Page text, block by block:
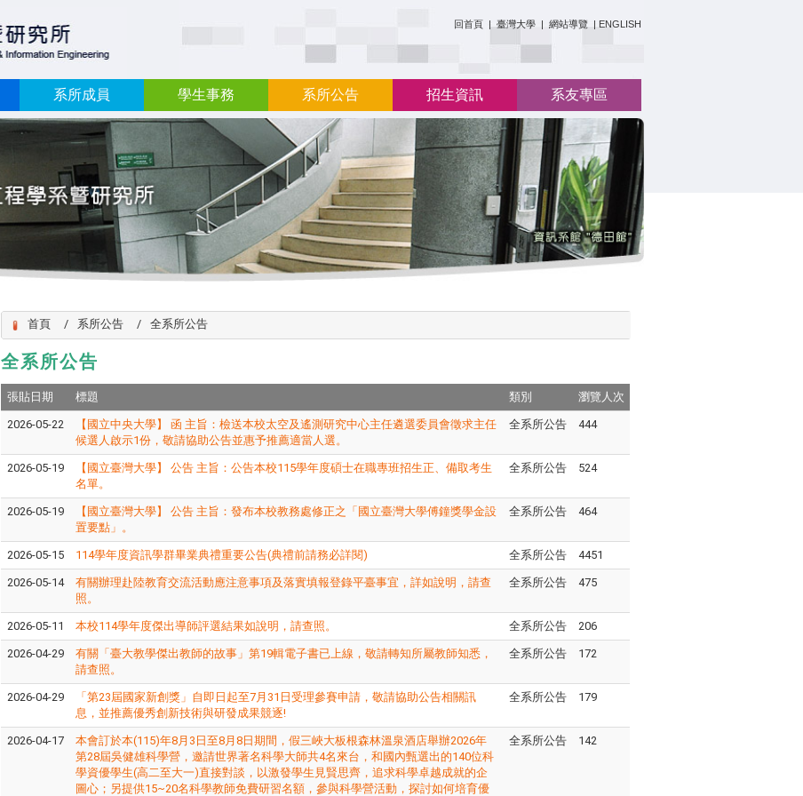
回首頁 | 臺灣大學 | 網站導覽 | ENGLISH
系所成員 學生事務 系所公告 招生資訊 系友專區
首頁 系所公告 全系所公告
全系所公告
張貼日期 標題 類別 瀏覽人次
2026-05-22
【國立中央大學】 函 主旨：檢送本校太空及遙測研究中心主任遴選委員會徵求主任
候選人啟示1份，敬請協助公告並惠予推薦適當人選。
全系所公告 444
2026-05-19
【國立臺灣大學】 公告 主旨：​公告本校115學年度碩士在職專班招生正、備取考生
名單。
全系所公告 524
2026-05-19
【國立臺灣大學】 公告 主旨：​發布本校教務處修正之「國立臺灣大學傅鐘獎學金設
置要點」。
全系所公告 464
2026-05-15 114學年度資訊學群畢業典禮重要公告(典禮前請務必詳閱) 全系所公告 4451
2026-05-14
有關辦理赴陸教育交流活動應注意事項及落實填報登錄平臺事宜，詳如說明，請查
照。
全系所公告 475
2026-05-11 本校114學年度傑出導師評選結果如說明，請查照。 全系所公告 206
2026-04-29
有關「臺大教學傑出教師的故事」第19輯電子書已上線，敬請轉知所屬教師知悉，
請查照。
全系所公告 172
2026-04-29
「第23屆國家新創獎」自即日起至7月31日受理參賽申請，敬請協助公告相關訊
息，並推薦優秀創新技術與研發成果競逐!
全系所公告 179
2026-04-17
本會訂於本(115)年8月3日至8月8日期間，假三峽大板根森林溫泉酒店舉辦2026年
第28屆吳健雄科學營，邀請世界著名科學大師共4名來台，和國內甄選出的140位科
學資優學生(高二至大一)直接對談，以激發學生見賢思齊，追求科學卓越成就的企
圖心；另提供15~20名科學教師免費研習名額，參與科學營活動，探討如何培育優
全系所公告 142